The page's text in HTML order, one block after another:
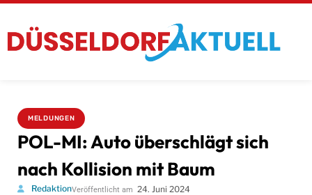
MELDUNGEN
POL-MI: Auto überschlägt sich
nach Kollision mit Baum
RedaktionVeröffentlicht am 24. Juni 2024